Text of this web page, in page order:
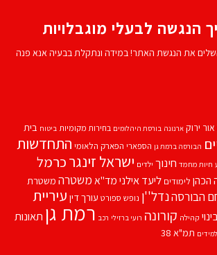
הנגשה לבעלי מוגבלויות
את הנגשת האתר! במידה ונתקלת בבעיה אנא פנה
אור ירוק ארנונה בורסת היהלומים בחירות מקומיות ביטוח בית
הבורסה ברמת גן הספארי הפארק הלאומי התחדשות
חיות מחמד חינוך ילדים ישראל זינגרכרמל
לימודים ליעד אילנימד''אמשטרה משטרת
הבורסהנדל''ן נופש ספורט עורך דין עיריית
קהילה קורונה רועי ברזילי רכב רמת גן תאונות
תמ"א 38